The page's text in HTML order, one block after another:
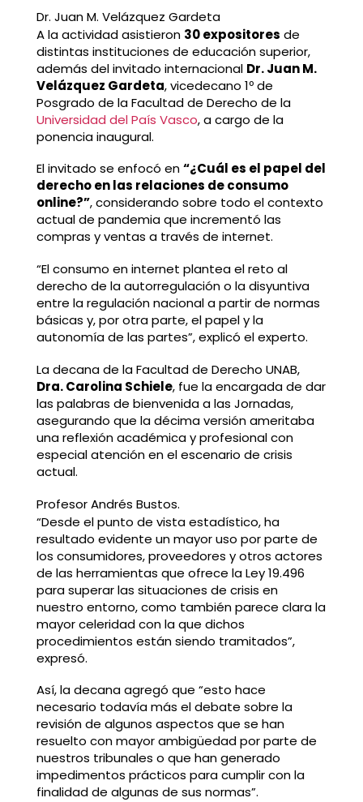
Dr. Juan M. Velázquez Gardeta
A la actividad asistieron 30 expositores de
distintas instituciones de educación superior,
además del invitado internacional Dr. Juan M.
Velázquez Gardeta, vicedecano 1º de
Posgrado de la Facultad de Derecho de la
Universidad del País Vasco, a cargo de la
ponencia inaugural.
El invitado se enfocó en“¿Cuál es el papel del
derecho en las relaciones de consumo
online?”, considerando sobre todo el contexto
actual de pandemia que incrementó las
compras y ventas a través de internet.
“El consumo en internet plantea el reto al
derecho de la autorregulación o la disyuntiva
entre la regulación nacional a partir de normas
básicas y, por otra parte, el papel y la
autonomía de las partes”, explicó el experto.
La decana de la Facultad de Derecho UNAB,
Dra. Carolina Schiele, fue la encargada de dar
las palabras de bienvenida a las Jornadas,
asegurando que la décima versión ameritaba
una reflexión académica y profesional con
especial atención en el escenario de crisis
actual.
Profesor Andrés Bustos.
“Desde el punto de vista estadístico, ha
resultado evidente un mayor uso por parte de
los consumidores, proveedores y otros actores
de las herramientas que ofrece la Ley 19.496
para superar las situaciones de crisis en
nuestro entorno, como también parece clara la
mayor celeridad con la que dichos
procedimientos están siendo tramitados”,
expresó.
Así, la decana agregó que “esto hace
necesario todavía más el debate sobre la
revisión de algunos aspectos que se han
resuelto con mayor ambigüedad por parte de
nuestros tribunales o que han generado
impedimentos prácticos para cumplir con la
finalidad de algunas de sus normas”.